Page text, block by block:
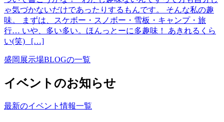
ゃ気づかないだけであったりするもんです。 そんな私の趣
味。 まずは、スケボー・スノボー・雪板・キャンプ・旅
行… いや、多い多い。ほんっとーに多趣味！ あきれるくら
い(笑) […]
盛岡展示場BLOGの一覧
イベントのお知らせ
最新のイベント情報一覧